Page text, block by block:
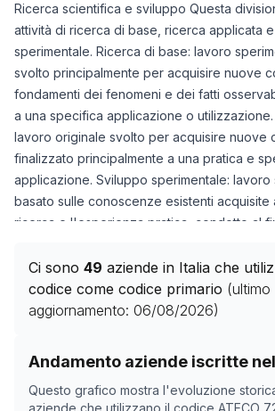
Ricerca scientifica e sviluppo Questa
attività di ricerca di base, ricerca applicata
sperimentale. Ricerca di base: lavoro
svolto principalmente per acquisire nuove
fondamenti dei fenomeni e dei fatti
a una specifica applicazione o
lavoro originale svolto per acquisire nuove
finalizzato principalmente a una pratica e
applicazione. Sviluppo sperimentale: lavoro
basato sulle conoscenze esistenti acquisite
ricerca e l'esperienza pratica, condotto al
nuovi processi, sistemi e servizi e di
sostanzialmente quelli già prodotti o
ricerca e sviluppo sperimentale di questa
e dell'ingegneria; scienze sociali e
divisione include anche le attività di
Ci sono 49 aziende in Italia che
codice come codice primario (ultimo
aggiornamento: 06/08/2026)
Andamento aziende iscritte
Questo grafico mostra l'evoluzione
aziende che utilizzano il codice ATECO
Storico numero di aziende con
Data rilevazione
19/04/2025